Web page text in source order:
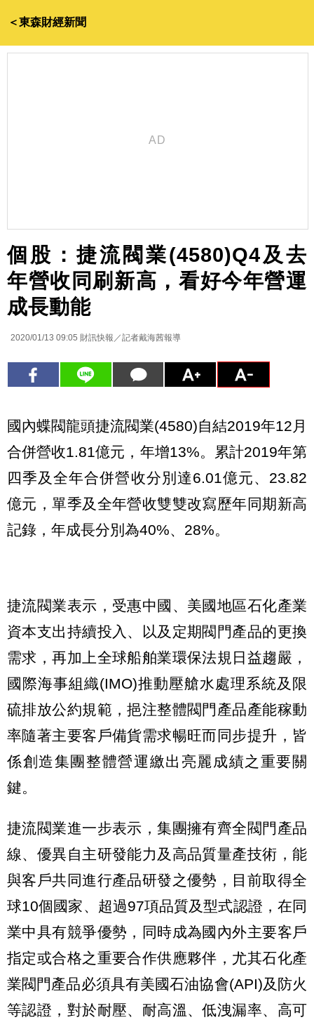
＜東森財經新聞
個股：捷流閥業(4580)Q4及去
年營收同刷新高，看好今年營運
成長動能
2020/01/13 09:05 財訊快報／記者戴海茜報導
國內蝶閥龍頭捷流閥業(4580)自結2019年12月
合併營收1.81億元，年增13%。累計2019年第
四季及全年合併營收分別達6.01億元、23.82
億元，單季及全年營收雙雙改寫歷年同期新高
記錄，年成長分別為40%、28%。
捷流閥業表示，受惠中國、美國地區石化產業
資本支出持續投入、以及定期閥門產品的更換
需求，再加上全球船舶業環保法規日益趨嚴，
國際海事組織(IMO)推動壓艙水處理系統及限
硫排放公約規範，挹注整體閥門產品產能稼動
率隨著主要客戶備貨需求暢旺而同步提升，皆
係創造集團整體營運繳出亮麗成績之重要關
鍵。
捷流閥業進一步表示，集團擁有齊全閥門產品
線、優異自主研發能力及高品質量產技術，能
與客戶共同進行產品研發之優勢，目前取得全
球10個國家、超過97項品質及型式認證，在同
業中具有競爭優勢，同時成為國內外主要客戶
指定或合格之重要合作供應夥伴，尤其石化產
業閥門產品必須具有美國石油協會(API)及防火
等認證，對於耐壓、耐高溫、低洩漏率、高可